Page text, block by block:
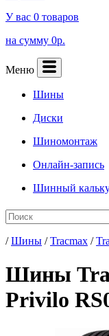
У вас 0 товаров
на сумму 0р.
Меню
Шины
Диски
Шиномонтаж
Онлайн-запись
Шинный
/Шины /Tracmax /
Шины
Privilo